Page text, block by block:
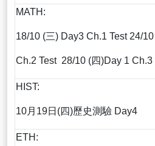
MATH:
18/10 (三) Day3 Ch.1 Test 24/
Ch.2 Test 28/10 (四)Day 1 Ch.3
HIST:
10月19日(四)歷史測驗 Day4
ETH: